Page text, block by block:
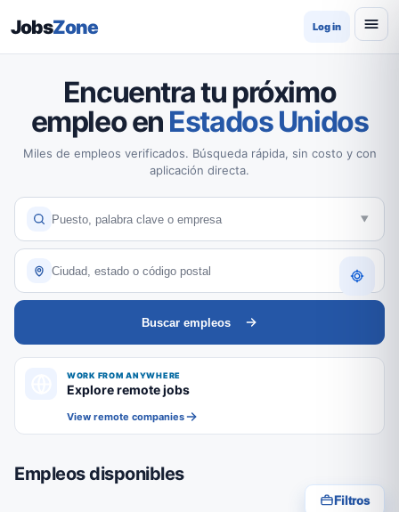
JobsZone Log in
Encuentra tu próximo
empleo en Estados Unidos
Miles de empleos verificados. Búsqueda rápida, sin costo y con
aplicación directa.
Buscar empleos
WORK FROM ANYWHERE
Explore remote jobs
View remote companies
Empleos disponibles
Filtros